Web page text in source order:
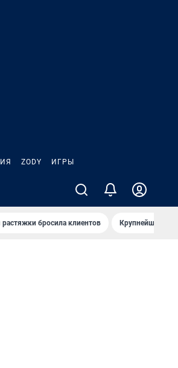
ZODY ИГРЫ
растяжки бросила клиентов Крупнейшие